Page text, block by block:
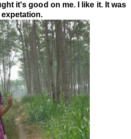
it's good on me. I like it. It was